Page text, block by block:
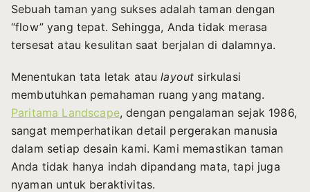
Sebuah taman yang sukses adalah taman dengan
“flow” yang tepat. Sehingga, Anda tidak merasa
tersesat atau kesulitan saat berjalan di dalamnya.
Menentukan tata letak ataulayout sirkulasi
membutuhkan pemahaman ruang yang matang.
Paritama Landscape, dengan pengalaman sejak 1986,
sangat memperhatikan detail pergerakan manusia
dalam setiap desain kami. Kami memastikan taman
Anda tidak hanya indah dipandang mata, tapi juga
nyaman untuk beraktivitas.